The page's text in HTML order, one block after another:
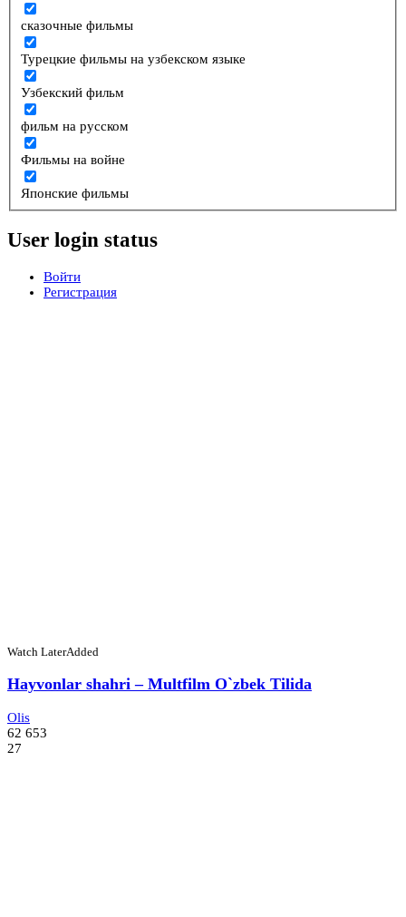
сказочные фильмы
Турецкие фильмы на узбекском языке
Узбекский фильм
фильм на русском
Фильмы на войне
Японские фильмы
User login status
Войти
Регистрация
Watch LaterAdded
Hayvonlar shahri – Multfilm O`zbek Tilida
Olis
62 653
27